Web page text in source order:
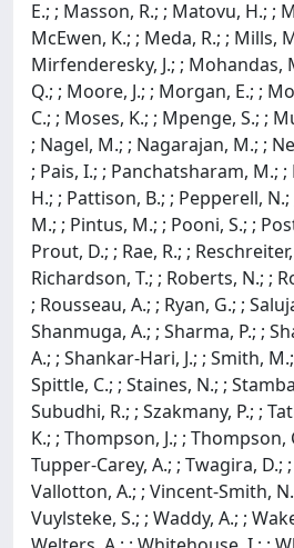
E.; ; Masson, R.; ; Matovu, H.; ;
McEwen, K.; ; Meda, R.; ; Mills,
Mirfenderesky, J.; ; Mohandas,
Q.; ; Moore, J.; ; Morgan, E.; ;
C.; ; Moses, K.; ; Mpenge, S.; ;
; Nagel, M.; ; Nagarajan, M.; ;
; Pais, I.; ; Panchatsharam, M.; ;
H.; ; Pattison, B.; ; Pepperell, N.;
M.; ; Pintus, M.; ; Pooni, S.; ;
Prout, D.; ; Rae, R.; ;
Richardson, T.; ; Roberts, N.; ;
; Rousseau, A.; ; Ryan, G.; ;
Shanmuga, A.; ; Sharma, P.; ;
A.; ; Shankar-Hari, J.; ; Smith,
Spittle, C.; ; Staines, N.; ;
Subudhi, R.; ; Szakmany, P.; ;
K.; ; Thompson, J.; ; Thompson,
Tupper-Carey, A.; ; Twagira, D.;
Vallotton, A.; ; Vincent-Smith,
Vuylsteke, S.; ; Waddy, A.; ;